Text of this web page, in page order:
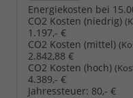
Energiekosten bei
CO2 Kosten (niedrig)
1.197,- €
CO2 Kosten (mittel)
2.842,88 €
CO2 Kosten (hoch)
4.389,- €
Jahressteuer: 80,- €